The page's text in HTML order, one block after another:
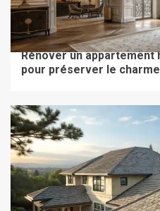
TRAVAUX & RÉNOVATION
Rénover un appartement
pour préserver le